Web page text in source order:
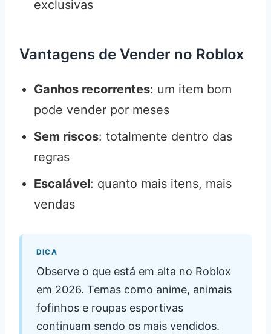
exclusivas
Vantagens de Vender no Roblox
Ganhos recorrentes: um item bom
pode vender por meses
Sem riscos: totalmente dentro das
regras
Escalável: quanto mais itens, mais
vendas
DICA
Observe o que está em alta no Roblox
em 2026. Temas como anime, animais
fofinhos e roupas esportivas
continuam sendo os mais vendidos.